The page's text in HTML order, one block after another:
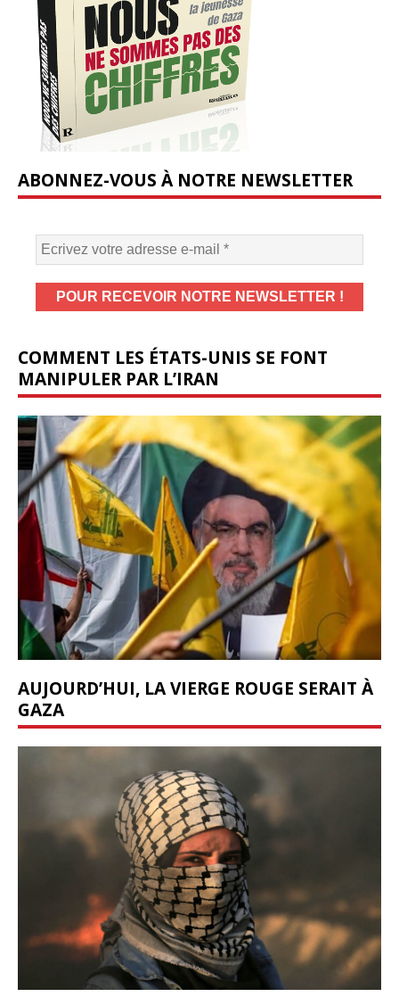
ABONNEZ-VOUS À NOTRE NEWSLETTER
COMMENT LES ÉTATS-UNIS SE FONT
MANIPULER PAR L’IRAN
AUJOURD’HUI, LA VIERGE ROUGE SERAIT À
GAZA